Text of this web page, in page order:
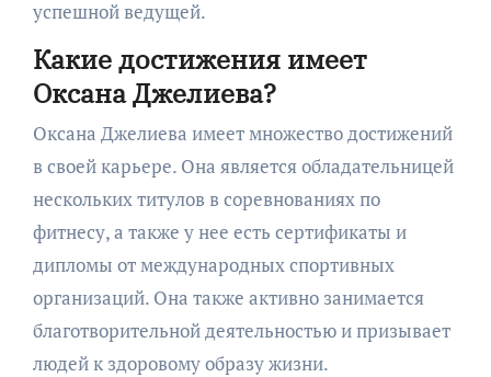
успешной ведущей.
Какие достижения имеет
Оксана Джелиева?
Оксана Джелиева имеет множество достижений
в своей карьере. Она является обладательницей
нескольких титулов в соревнованиях по
фитнесу, а также у нее есть сертификаты и
дипломы от международных спортивных
организаций. Она также активно занимается
благотворительной деятельностью и призывает
людей к здоровому образу жизни.